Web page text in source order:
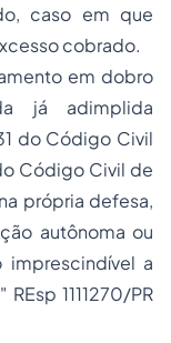
caso em que
cobrado.
em dobro
já adimplida
do Código Civil
Código Civil de
própria defesa,
autônoma ou
imprescindível a
1111270/PR